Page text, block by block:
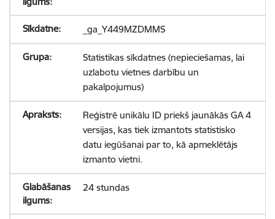
_ga_Y449MZDMMS
Statistikas sīkdatnes (nepieciešamas, lai
uzlabotu vietnes darbību un
pakalpojumus)
Reģistrē unikālu ID priekš jaunākās GA 4
versijas, kas tiek izmantots statistisko
datu iegūšanai par to, kā apmeklētājs
izmanto vietni.
24 stundas